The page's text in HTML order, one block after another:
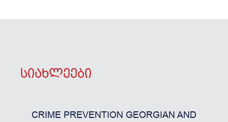
სიახლეები
CRIME PREVENTION GEORGIAN AND